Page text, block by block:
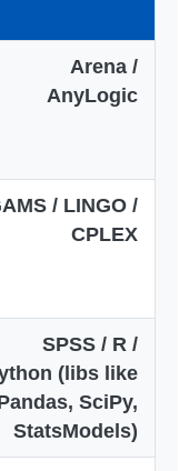
Arena /
AnyLogic
/ LINGO /
CPLEX
SPSS / R /
(libs like
SciPy,
StatsModels)